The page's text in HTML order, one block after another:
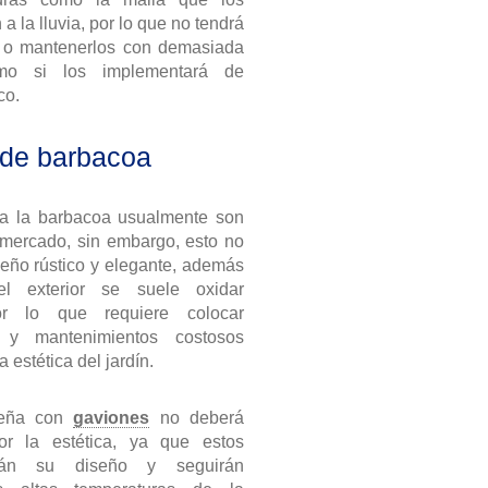
a la lluvia, por lo que no tendrá
mantenerlos con demasiada
si los implementará de
barbacoa
la barbacoa usualmente son
sin embargo, esto no
rústico y elegante, además
exterior se suele oxidar
lo que requiere colocar
y mantenimientos costosos
estética del jardín.
congaviones no deberá
la estética, ya que estos
su diseño y seguirán